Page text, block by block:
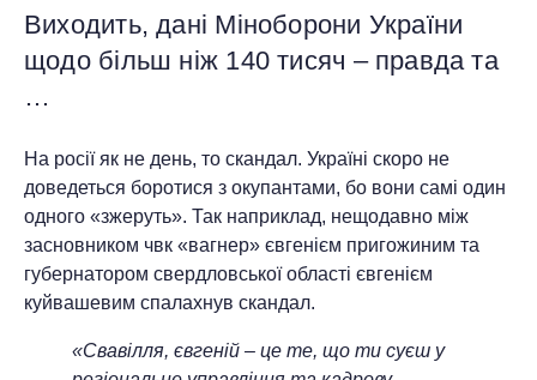
Виходить, дані Міноборони України
щодо більш ніж 140 тисяч – правда та
…
На росії як не день, то скандал. Україні скоро не
доведеться боротися з окупантами, бо вони самі один
одного «зжеруть». Так наприклад, нещодавно між
засновником чвк «вагнер» євгенієм пригожиним та
губернатором свердловської області євгенієм
куйвашевим спалахнув скандал.
«Свавілля, євгеній – це те, що ти суєш у